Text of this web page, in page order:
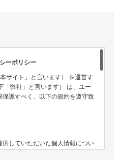
ーポリシー
サイト」と言います） を運営す
「弊社」と言います） は、ユー
護すべく、以下の規約を遵守致
していただいた個人情報につい